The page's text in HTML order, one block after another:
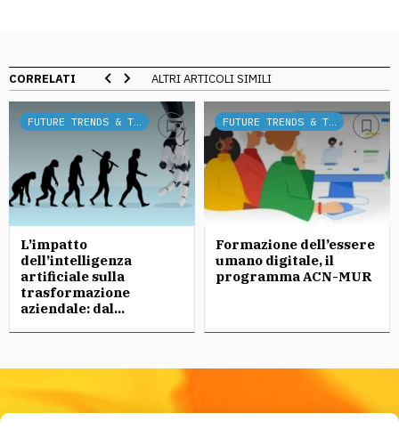
CORRELATI ALTRI ARTICOLI SIMILI
L’impatto
dell’intelligenza
artificiale sulla
trasformazione
aziendale: dal...
Formazione dell’essere
umano digitale, il
programma ACN-MUR